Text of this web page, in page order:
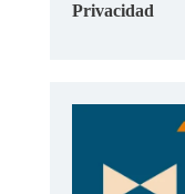
Privacidad